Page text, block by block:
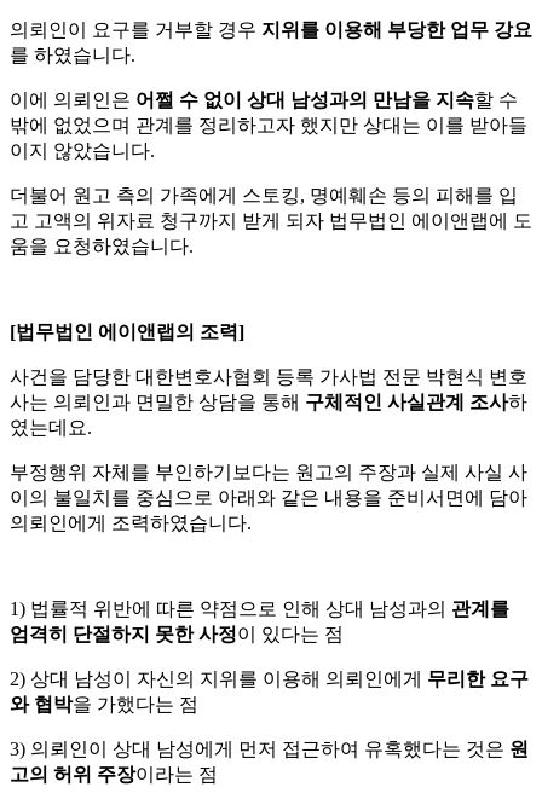
의뢰인이 요구를 거부할 경우 지위를 이용해 부당한 업무 강요
를 하였습니다.
이에 의뢰인은 어쩔 수 없이 상대 남성과의 만남을 지속할 수
밖에 없었으며 관계를 정리하고자 했지만 상대는 이를 받아들
이지 않았습니다.
더불어 원고 측의 가족에게 스토킹, 명예훼손 등의 피해를 입
고 고액의 위자료 청구까지 받게 되자 법무법인 에이앤랩에 도
움을 요청하였습니다.
[법무법인 에이앤랩의 조력]
사건을 담당한 대한변호사협회 등록 가사법 전문 박현식 변호
사는 의뢰인과 면밀한 상담을 통해 구체적인 사실관계 조사하
였는데요.
부정행위 자체를 부인하기보다는 원고의 주장과 실제 사실 사
이의 불일치를 중심으로 아래와 같은 내용을 준비서면에 담아
의뢰인에게 조력하였습니다.
1) 법률적 위반에 따른 약점으로 인해 상대 남성과의 관계를
엄격히 단절하지 못한 사정이 있다는 점
2) 상대 남성이 자신의 지위를 이용해 의뢰인에게 무리한 요구
와 협박을 가했다는 점
3) 의뢰인이 상대 남성에게 먼저 접근하여 유혹했다는 것은 원
고의 허위 주장이라는 점